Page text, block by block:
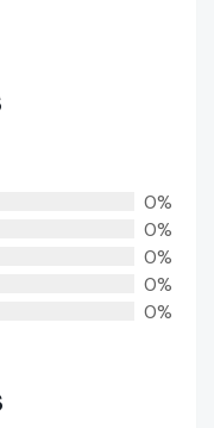
0%
0%
0%
0%
0%